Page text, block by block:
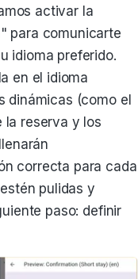
activar la
para comunicarte
idioma preferido.
en el idioma
dinámicas (como el
la reserva y los
correcta para cada
pulidas y
paso: definir